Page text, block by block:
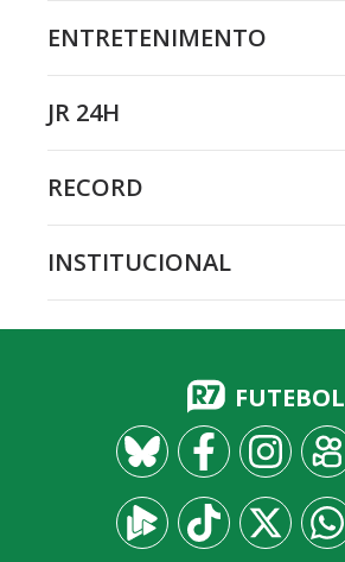
ENTRETENIMENTO
JR 24H
RECORD
INSTITUCIONAL
FUTEBOL